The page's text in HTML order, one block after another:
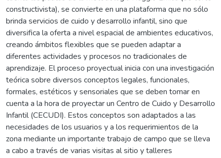
constructivista), se convierte en una plataforma que no sólo
brinda servicios de cuido y desarrollo infantil, sino que
diversifica la oferta a nivel espacial de ambientes educativos,
creando ámbitos flexibles que se pueden adaptar a
diferentes actividades y procesos no tradicionales de
aprendizaje. El proceso proyectual inicia con una investigación
teórica sobre diversos conceptos legales, funcionales,
formales, estéticos y sensoriales que se deben tomar en
cuenta a la hora de proyectar un Centro de Cuido y Desarrollo
Infantil (CECUDI). Estos conceptos son adaptados a las
necesidades de los usuarios y a los requerimientos de la
zona mediante un importante trabajo de campo que se lleva
a cabo a través de varias visitas al sitio y talleres